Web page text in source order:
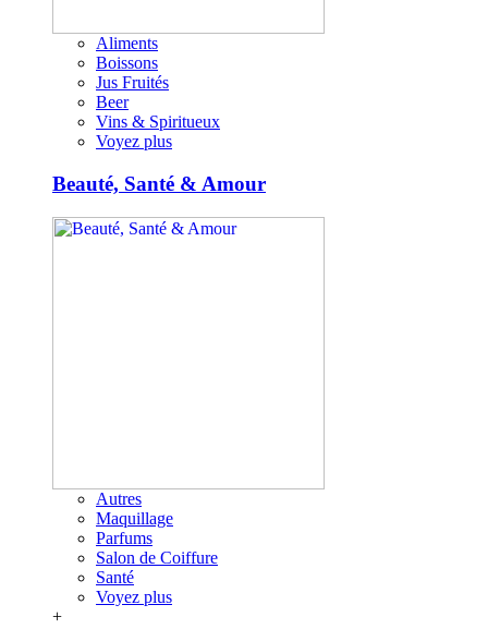
Aliments
Boissons
Jus Fruités
Beer
Vins & Spiritueux
Voyez plus
Beauté, Santé & Amour
Autres
Maquillage
Parfums
Salon de Coiffure
Santé
Voyez plus
+